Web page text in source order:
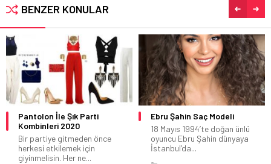
BENZER KONULAR
Pantolon İle Şık Parti
Kombinleri 2020
Bir partiye gitmeden önce
herkesi etkilemek için
giyinmelisin. Her ne...
Ebru Şahin Saç Modeli
18 Mayıs 1994’te doğan ünlü
oyuncu Ebru Şahin dünyaya
İstanbul’da...